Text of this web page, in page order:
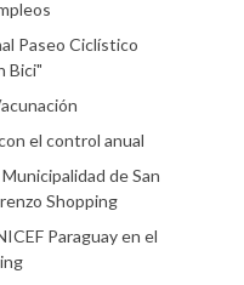
Paseo Ciclístico
Bici"
el control anual
de San
Shopping
Paraguay en el